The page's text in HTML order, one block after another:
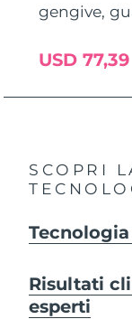
gengive,
USD 77,39
SCOPRI
Risultati
esperti